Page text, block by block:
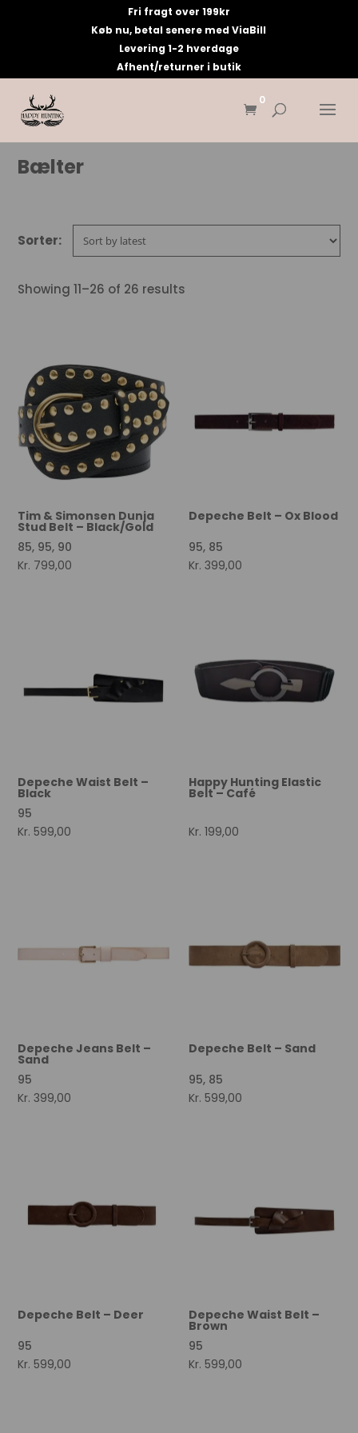
Fri fragt over 199kr
Køb nu, betal senere med ViaBill
Levering 1-2 hverdage
Afhent/returner i butik
0
Bælter
Showing 11–26 of 26 results
Tim & Simonsen Dunja
Stud Belt – Black/Gold
85, 95, 90
Kr. 799,00
Depeche Belt – Ox Blood
95, 85
Kr. 399,00
Depeche Waist Belt –
Black
95
Kr. 599,00
Happy Hunting Elastic
Belt – Café
Kr. 199,00
Depeche Jeans Belt –
Sand
95
Kr. 399,00
Depeche Belt – Sand
95, 85
Kr. 599,00
Depeche Belt – Deer
95
Kr. 599,00
Depeche Waist Belt –
Brown
95
Kr. 599,00